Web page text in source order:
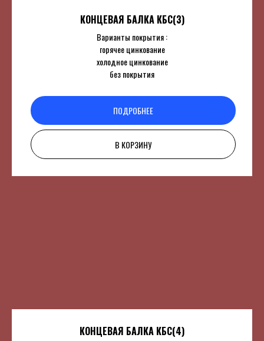
КОНЦЕВАЯ БАЛКА КБС(3)
Варианты покрытия :
горячее цинкование
холодное цинкование
без покрытия
ПОДРОБНЕЕ
В КОРЗИНУ
КОНЦЕВАЯ БАЛКА КБС(4)